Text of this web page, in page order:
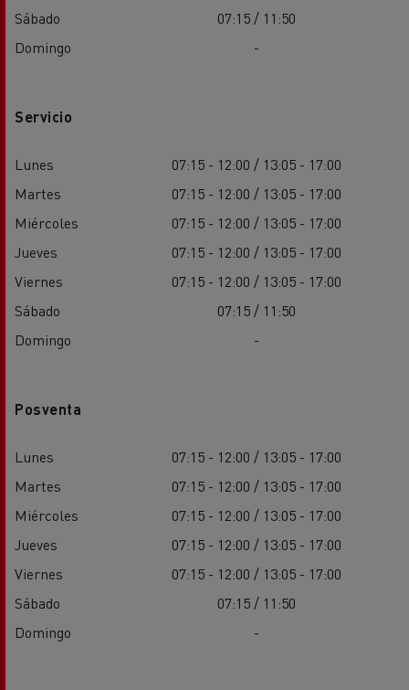
Sábado
07:15 / 11:50
Domingo
-
Servicio
Lunes
07:15 - 12:00 / 13:05 - 17:00
Martes
07:15 - 12:00 / 13:05 - 17:00
Miércoles
07:15 - 12:00 / 13:05 - 17:00
Jueves
07:15 - 12:00 / 13:05 - 17:00
Viernes
07:15 - 12:00 / 13:05 - 17:00
Sábado
07:15 / 11:50
Domingo
-
Posventa
Lunes
07:15 - 12:00 / 13:05 - 17:00
Martes
07:15 - 12:00 / 13:05 - 17:00
Miércoles
07:15 - 12:00 / 13:05 - 17:00
Jueves
07:15 - 12:00 / 13:05 - 17:00
Viernes
07:15 - 12:00 / 13:05 - 17:00
Sábado
07:15 / 11:50
Domingo
-